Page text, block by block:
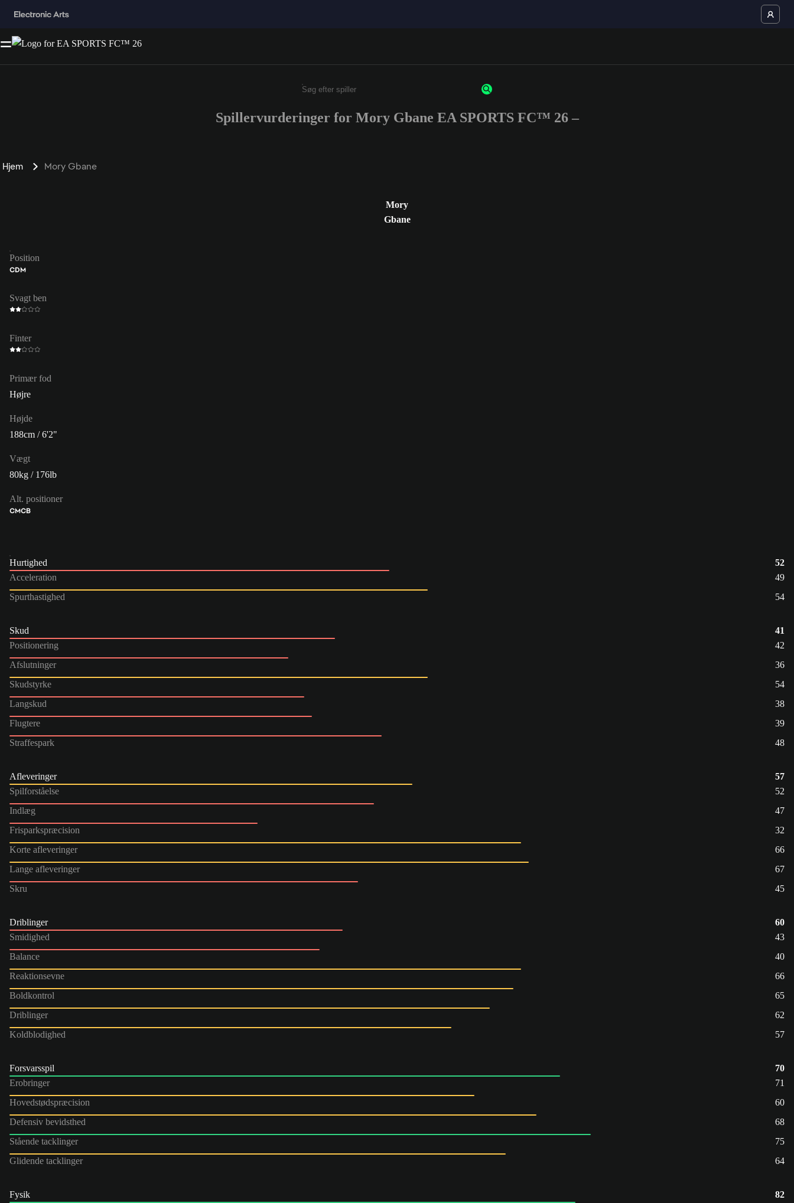
Enter a minimum of 3 characters or numbers
Spillervurderinger for Mory Gbane EA SPORTS FC™ 26 –
Hjem Mory Gbane
Mory
Gbane
Position
CDM
Svagt ben
Finter
Primær fod
Højre
Højde
188cm / 6'2"
Vægt
80kg / 176lb
Alt. positioner
CMCB
Hurtighed
52
Acceleration
49
Spurthastighed
54
Skud
41
Positionering
42
Afslutninger
36
Skudstyrke
54
Langskud
38
Flugtere
39
Straffespark
48
Afleveringer
57
Spilforståelse
52
Indlæg
47
Frisparkspræcision
32
Korte afleveringer
66
Lange afleveringer
67
Skru
45
Driblinger
60
Smidighed
43
Balance
40
Reaktionsevne
66
Boldkontrol
65
Driblinger
62
Koldblodighed
57
Forsvarsspil
70
Erobringer
71
Hovedstødspræcision
60
Defensiv bevidsthed
68
Stående tacklinger
75
Glidende tacklinger
64
Fysik
82